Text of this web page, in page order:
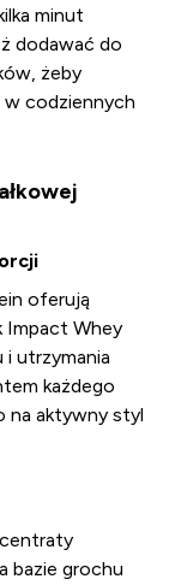
minut
dodawać do
żeby
w codziennych
oferują
Impact Whey
i utrzymania
każdego
na aktywny styl
bazie grochu